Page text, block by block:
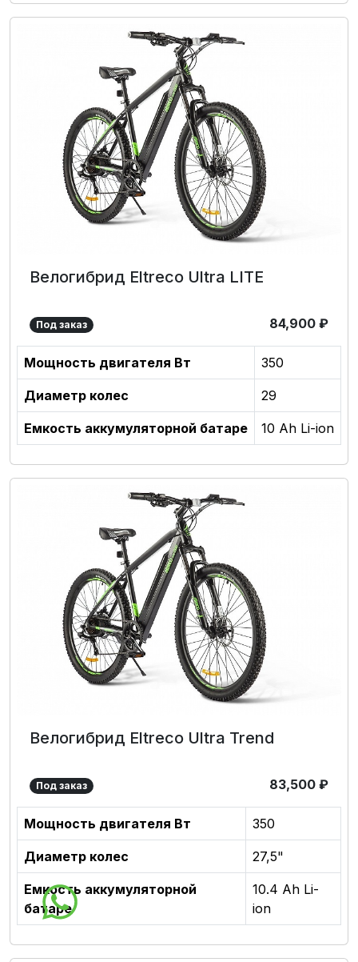
Велогибрид Eltreco Ultra LITE
Под заказ 84,900 ₽
Мощность двигателя Вт 350
Диаметр колес 29
Емкость аккумуляторной батаре 10 Ah Li-ion
Велогибрид Eltreco Ultra Trend
Под заказ 83,500 ₽
Мощность двигателя Вт 350
Диаметр колес 27,5"
Емкость аккумуляторной
батаре
10.4 Ah Li-
ion